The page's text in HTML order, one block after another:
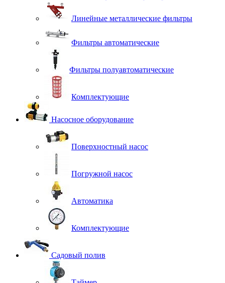
Линейные металлические фильтры
Фильтры автоматические
Фильтры полуавтоматические
Комплектующие
Насосное оборудование
Поверхностный насос
Погружной насос
Автоматика
Комплектующие
Садовый полив